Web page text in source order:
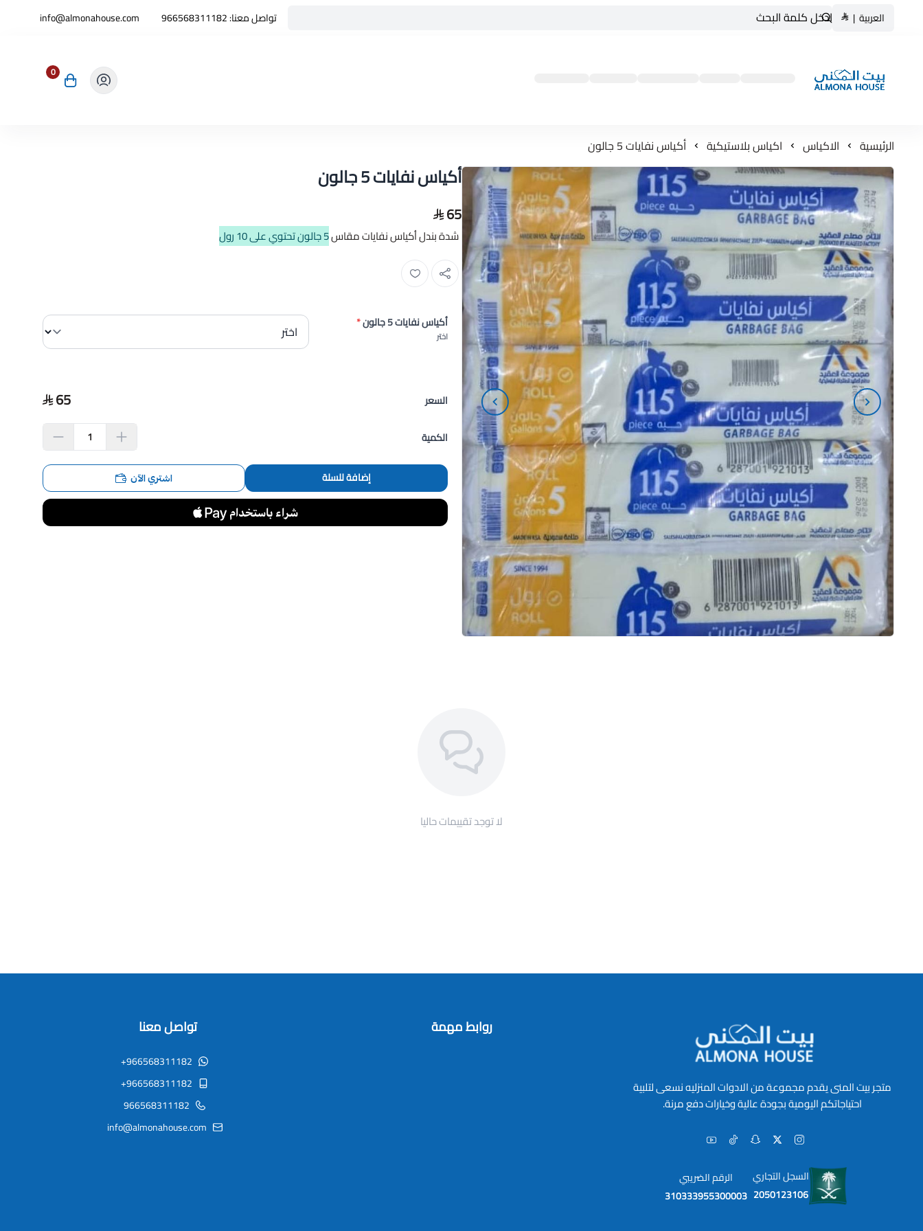
العربية | تواصل معنا:966568311182
info@almonahouse.com
بيت المنى ALMONA HOUSE
0
الرئيسية الاكياس اكياس بلاستيكية أكياس نفايات 5 جالون
أكياس نفايات 5 جالون
65
شدة بندل أكياس نفايات مقاس5 جالون تحتوي على 10 رول
أكياس نفايات 5 جالون *
اختر
السعر 65
الكمية
إضافة للسلة اشتري الآن
لا توجد تقييمات حاليا
متجر بيت المنى يقدم مجموعة من الادوات المنزليه نسعى لتلبية
احتياجاتكم اليومية بجودة عالية وخيارات دفع مرنة.
السجل التجاري
2050123106
الرقم الضريبي
310333955300003
روابط مهمة تواصل معنا
+966568311182
+966568311182
966568311182
info@almonahouse.com